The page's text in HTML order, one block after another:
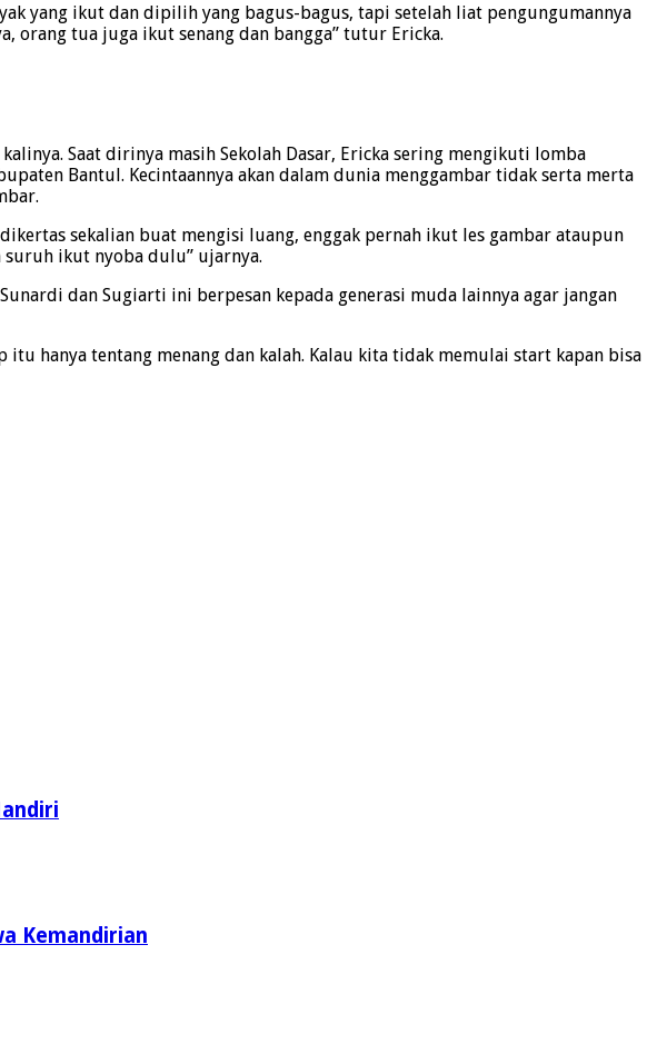
yang ikut dan dipilih yang bagus-bagus, tapi setelah liat pengungumannya
orang tua juga ikut senang dan bangga” tutur Ericka.
Saat dirinya masih Sekolah Dasar, Ericka sering mengikuti lomba
Bantul. Kecintaannya akan dalam dunia menggambar tidak serta merta
sekalian buat mengisi luang, enggak pernah ikut les gambar ataupun
ikut nyoba dulu” ujarnya.
dan Sugiarti ini berpesan kepada generasi muda lainnya agar jangan
hanya tentang menang dan kalah. Kalau kita tidak memulai start kapan bisa
Kemandirian